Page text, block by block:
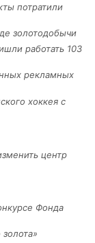
потратили
золотодобычи
работать 103
рекламных
хоккея с
центр
Фонда